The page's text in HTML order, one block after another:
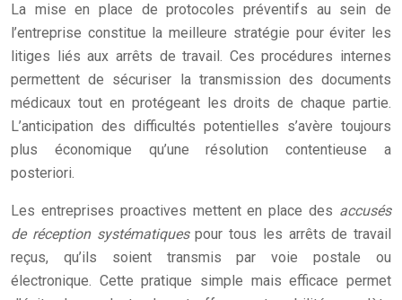
La mise en place de protocoles préventifs au sein de
l’entreprise constitue la meilleure stratégie pour éviter les
litiges liés aux arrêts de travail. Ces procédures internes
permettent de sécuriser la transmission des documents
médicaux tout en protégeant les droits de chaque partie.
L’anticipation des difficultés potentielles s’avère toujours
plus économique qu’une résolution contentieuse a
posteriori.
Les entreprises proactives mettent en place des accusés
de réception systématiquespour tous les arrêts de travail
reçus, qu’ils soient transmis par voie postale ou
électronique. Cette pratique simple mais efficace permet